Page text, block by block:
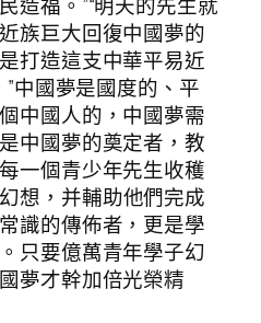
造福。”“明天的先生就
族巨大回復中國夢的
打造這支中華平易近
”中國夢是國度的、平
中國人的，中國夢需
中國夢的奠定者，教
一個青少年先生收穫
想，并輔助他們完成
識的傳佈者，更是學
只要億萬青年學子幻
夢才幹加倍光榮精